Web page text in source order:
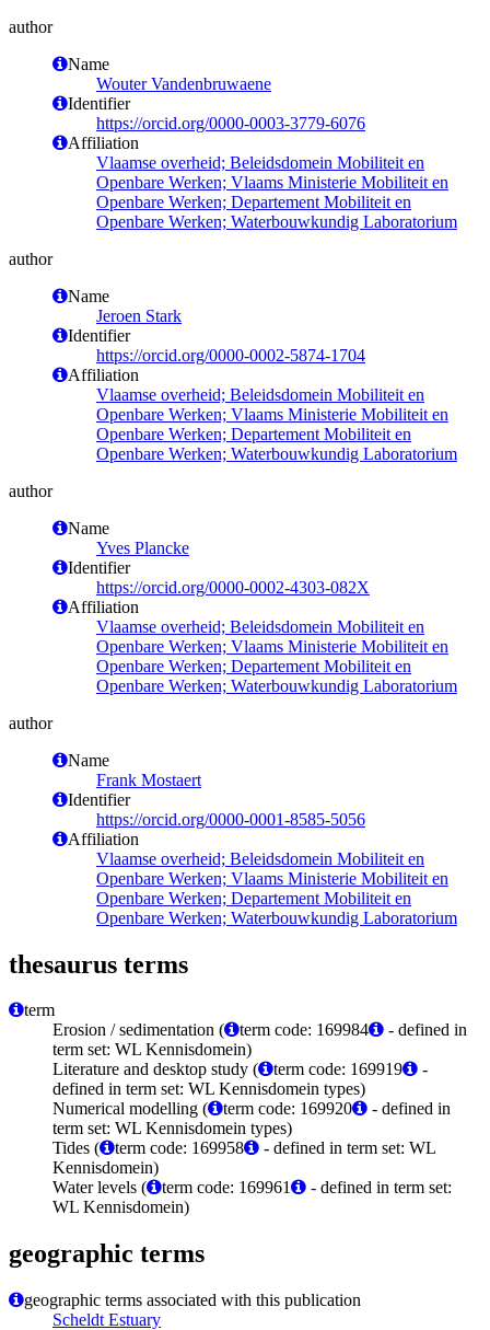
author
Name
Wouter Vandenbruwaene
Identifier
https://orcid.org/0000-0003-3779-6076
Affiliation
Vlaamse overheid; Beleidsdomein Mobiliteit en
Openbare Werken; Vlaams Ministerie Mobiliteit en
Openbare Werken; Departement Mobiliteit en
Openbare Werken; Waterbouwkundig Laboratorium
author
Name
Jeroen Stark
Identifier
https://orcid.org/0000-0002-5874-1704
Affiliation
Vlaamse overheid; Beleidsdomein Mobiliteit en
Openbare Werken; Vlaams Ministerie Mobiliteit en
Openbare Werken; Departement Mobiliteit en
Openbare Werken; Waterbouwkundig Laboratorium
author
Name
Yves Plancke
Identifier
https://orcid.org/0000-0002-4303-082X
Affiliation
Vlaamse overheid; Beleidsdomein Mobiliteit en
Openbare Werken; Vlaams Ministerie Mobiliteit en
Openbare Werken; Departement Mobiliteit en
Openbare Werken; Waterbouwkundig Laboratorium
author
Name
Frank Mostaert
Identifier
https://orcid.org/0000-0001-8585-5056
Affiliation
Vlaamse overheid; Beleidsdomein Mobiliteit en
Openbare Werken; Vlaams Ministerie Mobiliteit en
Openbare Werken; Departement Mobiliteit en
Openbare Werken; Waterbouwkundig Laboratorium
thesaurus terms
term
Erosion / sedimentation (
term code: 169984
- defined in
term set: WL Kennisdomein)
Literature and desktop study (
term code: 169919
-
defined in term set: WL Kennisdomein types)
Numerical modelling (
term code: 169920
- defined in
term set: WL Kennisdomein types)
Tides (
term code: 169958
- defined in term set: WL
Kennisdomein)
Water levels (
term code: 169961
- defined in term set:
WL Kennisdomein)
geographic terms
geographic terms associated with this publication
Scheldt Estuary